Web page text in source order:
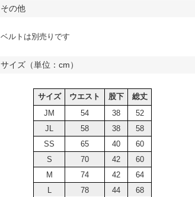
その他
ベルトは別売りです
サイズ（単位：cm）
サイズ ウエスト 股下
総丈
JM
54 38
52
JL
58 38
58
SS
65 40
60
S
70 42
60
M
74 42
64
L
78 44
68